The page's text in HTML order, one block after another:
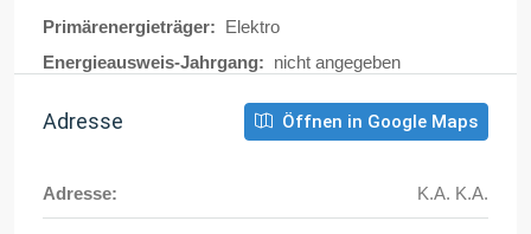
Primärenergieträger: Elektro
Energieausweis-Jahrgang: nicht angegeben
Adresse Öffnen in Google Maps
Adresse: K.A. K.A.